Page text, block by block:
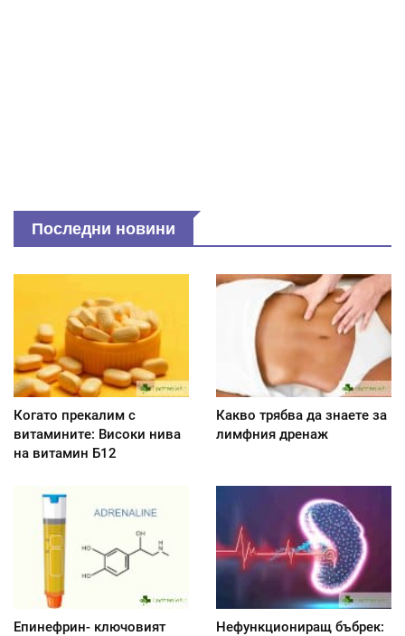
Последни новини
Когато прекалим с
витамините: Високи нива
на витамин Б12
Какво трябва да знаете за
лимфния дренаж
Епинефрин- ключовият
Нефункциониращ бъбрек: